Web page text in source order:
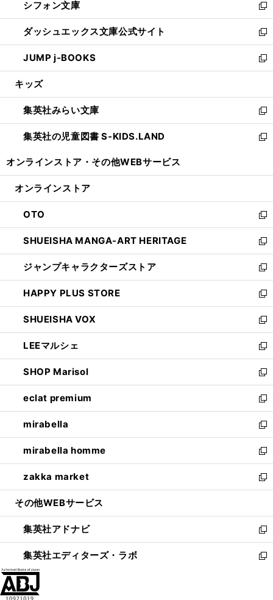
く
で
開
く
ィ
ン
ド
ウ
で
開
い
ウ
ィ
ン
ド
ウ
開
く
シフォン文庫
新
し
い
ウ
ィ
ン
ウ
で
開
く
ダッシュエックス文庫公式サイト
新
し
い
ウ
ン
ド
ウ
で
JUMP j-BOOKS
新
し
ウ
ィ
ン
ド
開
キッズ
集英社みらい文庫
新
し
い
ン
ウ
で
開
く
集英社の児童図書 S-KIDS.LAND
新
ウ
ン
ド
ウ
で
開
く
オンラインストア・ その他WEBサービス
オンラインストア
OTO
新
し
い
ウ
ィ
ン
ド
ウ
で
開
く
SHUEISHA MANGA-ART HERITAGE
新
し
い
ウ
ィ
ン
ド
ウ
で
開
く
ジャンプキャラクターズストア
新
し
い
ウ
ィ
ン
ド
ウ
で
開
く
HAPPY PLUS STORE
新
し
い
ウ
ィ
ン
ド
ウ
で
開
く
SHUEISHA VOX
新
し
い
ウ
ィ
ン
ド
ウ
で
開
く
LEEマルシェ
新
し
い
ウ
ィ
ン
ド
ウ
で
開
く
SHOP Marisol
新
し
い
ウ
ィ
ン
ド
ウ
で
開
eclat premium
新
し
い
ウ
ィ
ン
ド
ウ
開
く
mirabella
新
し
い
ウ
ィ
ン
ウ
で
開
く
mirabella homme
新
し
い
ウ
ン
ド
ウ
で
zakka market
新
し
ウ
ィ
ン
ド
その他WEBサービス
集英社アドナビ
新
し
い
集英社エディターズ・ラボ
新